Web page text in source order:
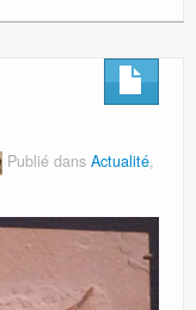
Publié dans Actualité,